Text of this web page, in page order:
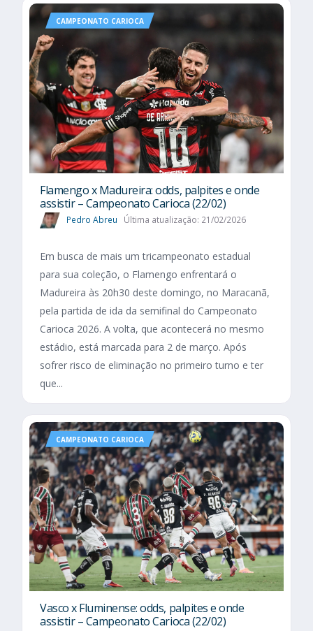
CAMPEONATO CARIOCA
Flamengo x Madureira: odds, palpites e onde
assistir – Campeonato Carioca (22/02)
Pedro Abreu Última atualização: 21/02/2026
Em busca de mais um tricampeonato estadual
para sua coleção, o Flamengo enfrentará o
Madureira às 20h30 deste domingo, no Maracanã,
pela partida de ida da semifinal do Campeonato
Carioca 2026. A volta, que acontecerá no mesmo
estádio, está marcada para 2 de março. Após
sofrer risco de eliminação no primeiro turno e ter
que...
CAMPEONATO CARIOCA
Vasco x Fluminense: odds, palpites e onde
assistir – Campeonato Carioca (22/02)